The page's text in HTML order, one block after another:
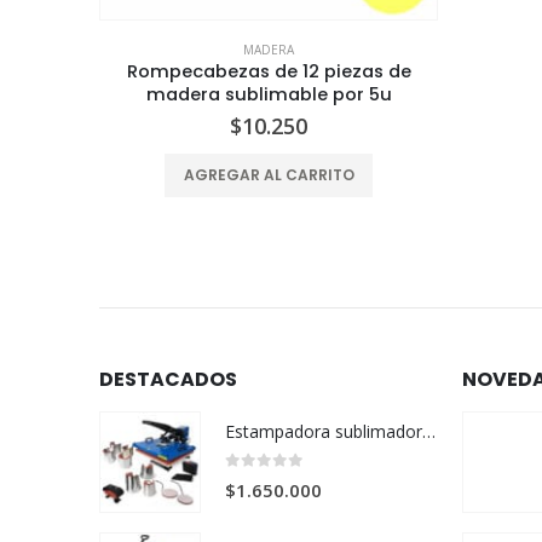
DESTACADOS
Estampadora sublimadora 12en1 de 40x60
$1.650.000